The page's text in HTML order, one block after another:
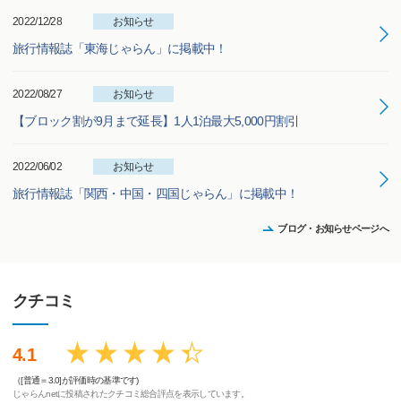
2022/12/28 お知らせ
旅行情報誌「東海じゃらん」に掲載中！
2022/08/27 お知らせ
【ブロック割が9月まで延長】1人1泊最大5,000円割引
2022/06/02 お知らせ
旅行情報誌「関西・中国・四国じゃらん」に掲載中！
ブログ・お知らせページへ
クチコミ
4.1
（[普通＝3.0]が評価時の基準です)
じゃらんnetに投稿されたクチコミ総合評点を表示しています。